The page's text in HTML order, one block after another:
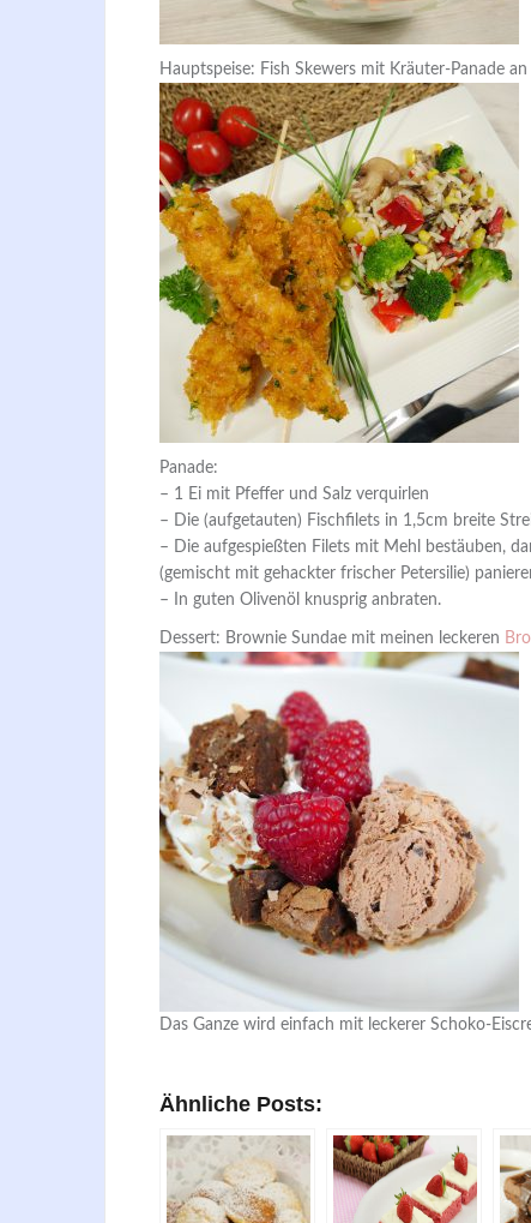
Hauptspeise: Fish Skewers mit Kräuter-Panade
Panade:
– 1 Ei mit Pfeffer und Salz verquirlen
– Die (aufgetauten) Fischfilets in 1,5cm breite
– Die aufgespießten Filets mit Mehl bestäuben,
(gemischt mit gehackter frischer Petersilie)
– In guten Olivenöl knusprig anbraten.
Dessert: Brownie Sundae mit meinen leckeren
Das Ganze wird einfach mit leckerer Schoko-
Ähnliche Posts: